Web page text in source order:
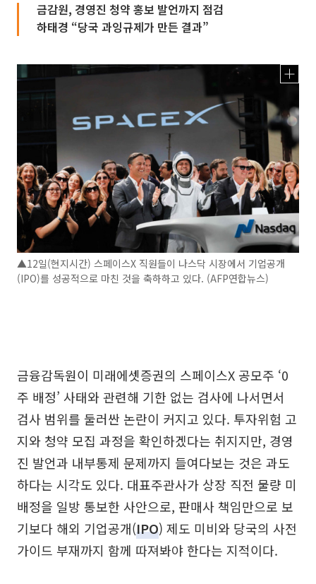
금감원, 경영진 청약 홍보 발언까지 점검
하태경 “당국 과잉규제가 만든 결과”
▲12일(현지시간) 스페이스X 직원들이 나스닥 시장에서 기업공개
(IPO)를 성공적으로 마친 것을 축하하고 있다. (AFP연합뉴스)
금융감독원이 미래에셋증권의 스페이스X 공모주 ‘0
주 배정’ 사태와 관련해 기한 없는 검사에 나서면서
검사 범위를 둘러싼 논란이 커지고 있다. 투자위험 고
지와 청약 모집 과정을 확인하겠다는 취지지만, 경영
진 발언과 내부통제 문제까지 들여다보는 것은 과도
하다는 시각도 있다. 대표주관사가 상장 직전 물량 미
배정을 일방 통보한 사안으로, 판매사 책임만으로 보
기보다 해외 기업공개(IPO) 제도 미비와 당국의 사전
가이드 부재까지 함께 따져봐야 한다는 지적이다.